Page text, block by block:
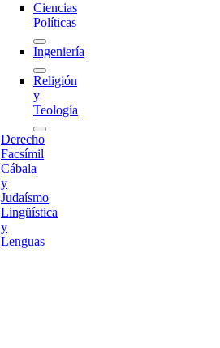
Ciencias
Políticas
Ingeniería
Religión
y
Teología
Derecho
Facsímil
Cábala
y
Judaísmo
Lingüística
y
Lenguas